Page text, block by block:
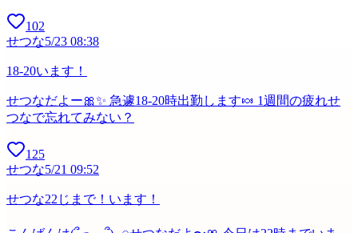
102
せつな5/23 08:38
18-20います！
せつなだよー🎀✨ 急遽18-20時出勤します🍬 1週間の疲れせ
つなで忘れてみない？
125
せつな5/21 09:52
せつな22じまで！います！